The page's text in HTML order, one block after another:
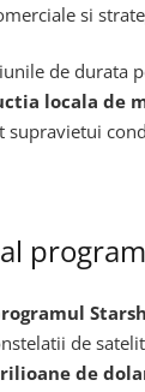
si
de durata
locala de
de
de